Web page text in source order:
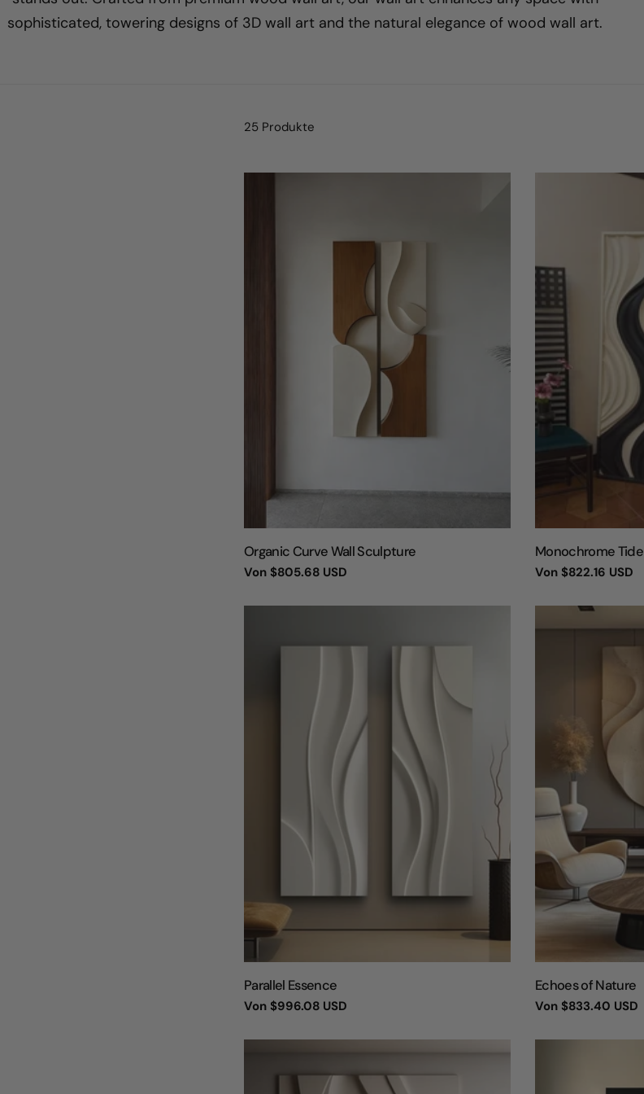
m
u
g
:
sophisticated, towering designs of 3D wall art and the natural elegance of wood wall art.
25 Produkte
TYP:
Organic Curve Wall Sculpture
Regulärer
Von $805.68 USD
TYP:
Monochrome Tide
Regulärer
Von $822.16 USD
TYP:
Parallel Essence
Regulärer
Von $996.08 USD
TYP:
Echoes of Nature
Regulärer
Von $833.40 USD